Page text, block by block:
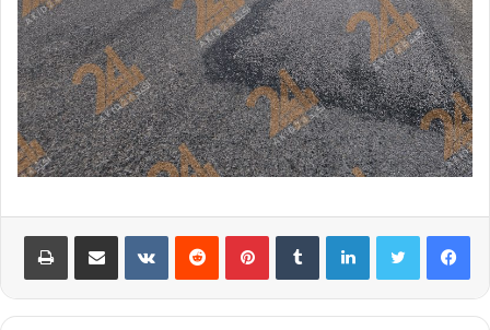
لينكدإن بينتيريست ‏VKontakte